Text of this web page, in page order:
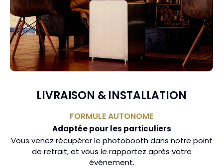
LIVRAISON & INSTALLATION
FORMULE AUTONOME
Adaptée pour les particuliers
Vous venez récupérer le photobooth dans notre point
de retrait, et vous le rapportez après votre
événement.